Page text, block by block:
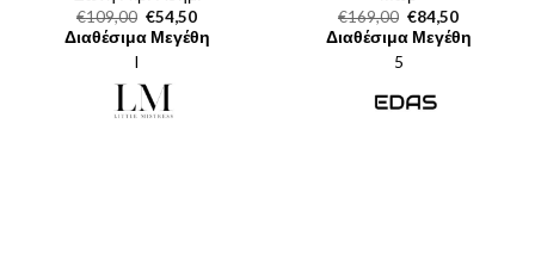
€109,00 Original
price
was:
€54,50Η
τρέχουσα
τιμή
Διαθέσιμα Μεγέθη
l
€169,00 Original
price
was:
€84,50Η
τρέχουσα
τιμή
Διαθέσιμα Μεγέθη
5